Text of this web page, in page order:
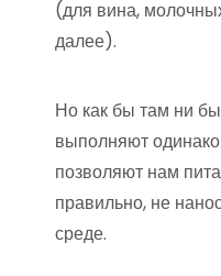
(для вина,
далее).
Но как бы там ни
выполняют
позволяют нам
правильно, не
среде.